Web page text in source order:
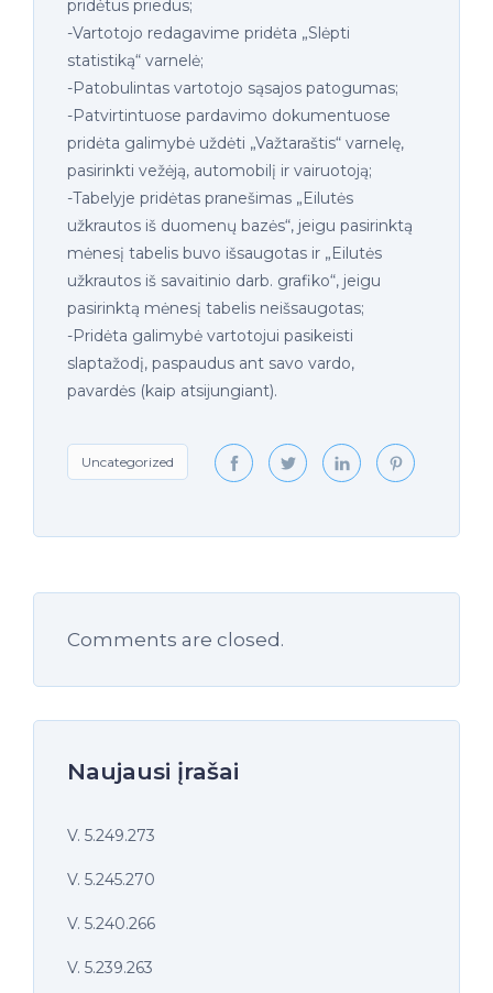
pridėtus priedus;
-Vartotojo redagavime pridėta „Slėpti
statistiką“ varnelė;
-Patobulintas vartotojo sąsajos patogumas;
-Patvirtintuose pardavimo dokumentuose
pridėta galimybė uždėti „Važtaraštis“ varnelę,
pasirinkti vežėją, automobilį ir vairuotoją;
-Tabelyje pridėtas pranešimas „Eilutės
užkrautos iš duomenų bazės“, jeigu pasirinktą
mėnesį tabelis buvo išsaugotas ir „Eilutės
užkrautos iš savaitinio darb. grafiko“, jeigu
pasirinktą mėnesį tabelis neišsaugotas;
-Pridėta galimybė vartotojui pasikeisti
slaptažodį, paspaudus ant savo vardo,
pavardės (kaip atsijungiant).
Uncategorized
Comments are closed.
Naujausi įrašai
V. 5.249.273
V. 5.245.270
V. 5.240.266
V. 5.239.263